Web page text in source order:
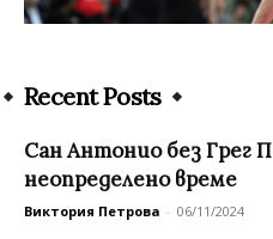
Recent Posts
Сан Антонио без Грег
неопределено време
Виктория Петрова - 06/11/2024